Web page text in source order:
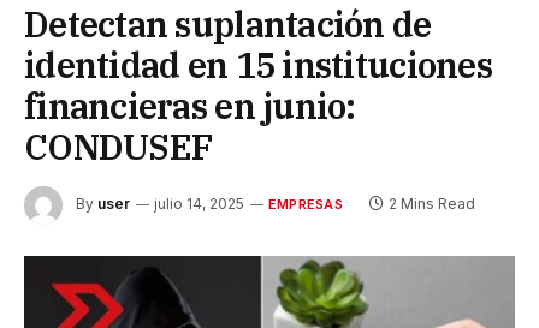
Detectan suplantación de
identidad en 15 instituciones
financieras en junio:
CONDUSEF
By user julio 14, 2025 EMPRESAS 2 Mins Read